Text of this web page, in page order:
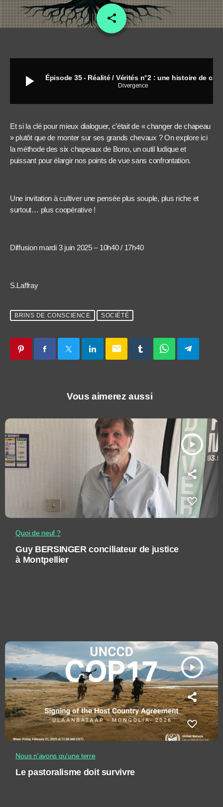
share
email
play_arrow Épisode 35 - Réalité / Vérités n°2 : une histoire de chapeaux !
Divergence
Et si la clé pour mieux dialoguer, c’était de « changer de chapeau
» plutôt que de monter sur ses grands chevaux ? On explore ici
la méthode des six chapeaux de Bono, un outil ludique et
puissant pour élargir nos points de vue sans confrontation.
Une invitation à cultiver une pensée plus souple, plus riche et
surtout… plus coopérative !
Diffusion mardi 3 juin 2025 – 10h40 / 17h40
S.Laffray
BRINS DE CONSCIENCE SOCIÉTÉ
email
Vous aimerez aussi
play_arrow
Quoi de neuf ?
Guy BERSINGER conciliateur de justice
à Montpellier
play_arrow
Nous n'avons qu'une terre
Le pastoralisme doit survivre